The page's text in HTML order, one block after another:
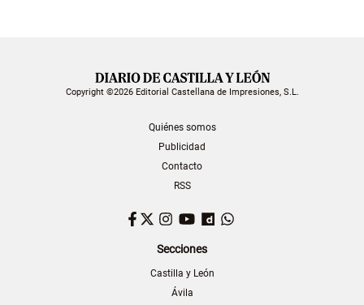
Copyright ©2026 Editorial Castellana de Impresiones, S.L.
Quiénes somos
Publicidad
Contacto
RSS
Facebook
TwitterInstagram
YouTubeDailymotion
Secciones
Castilla y León
Ávila